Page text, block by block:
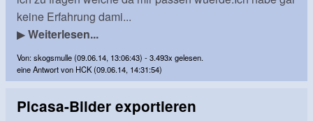
keine Erfahrung dami...
▶Weiterlesen...
Von: skogsmulle (09.06.14, 13:06:43) - 3.493x gelesen.
eine Antwort von HCK (09.06.14, 14:31:54)
Picasa-Bilder exportieren